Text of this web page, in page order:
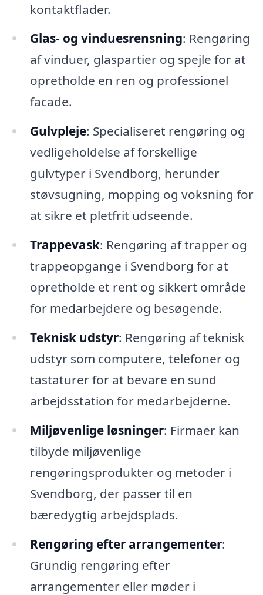
kontaktflader.
Glas- og vinduesrensning: Rengøring
af vinduer, glaspartier og spejle for at
opretholde en ren og professionel
facade.
Gulvpleje: Specialiseret rengøring og
vedligeholdelse af forskellige
gulvtyper i Svendborg, herunder
støvsugning, mopping og voksning for
at sikre et pletfrit udseende.
Trappevask: Rengøring af trapper og
trappeopgange i Svendborg for at
opretholde et rent og sikkert område
for medarbejdere og besøgende.
Teknisk udstyr: Rengøring af teknisk
udstyr som computere, telefoner og
tastaturer for at bevare en sund
arbejdsstation for medarbejderne.
Miljøvenlige løsninger: Firmaer kan
tilbyde miljøvenlige
rengøringsprodukter og metoder i
Svendborg, der passer til en
bæredygtig arbejdsplads.
Rengøring efter arrangementer:
Grundig rengøring efter
arrangementer eller møder i